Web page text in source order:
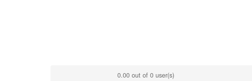
0.00 out of 0 user(s)